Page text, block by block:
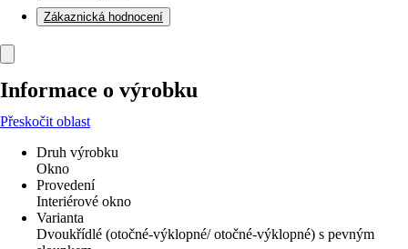
Zákaznická hodnocení
Informace o výrobku
Přeskočit oblast
Druh výrobku
Okno
Provedení
Interiérové okno
Varianta
Dvoukřídlé (otočné-výklopné/ otočné-výklopné) s pevným